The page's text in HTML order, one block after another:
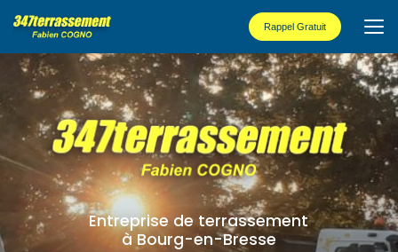
au
contenu
principal
Rappel Gratuit
Entreprise de terrassement
à Bourg-en-Bresse